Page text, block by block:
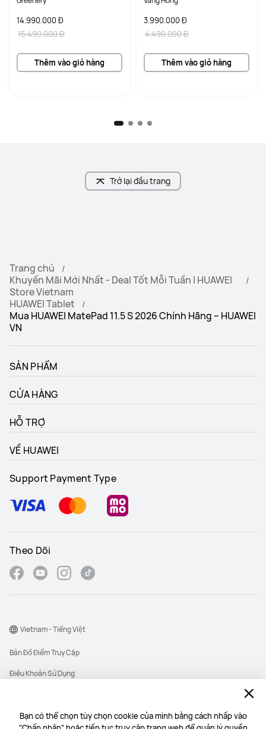
Bạn có thể chọn tùy chọn cookie của mình bằng cách nhấp vào
14.990.000 Đ
15.490.000 Đ
Thêm vào giỏ hàng
3.990.000 Đ
4.490.000 Đ
Thêm vào giỏ hàng
Trở lại đầu trang
Trang chủ
Khuyến Mãi Mới Nhất - Deal Tốt Mỗi Tuần | HUAWEI
Store Vietnam
HUAWEI Tablet
Mua HUAWEI MatePad 11.5 S 2026 Chính Hãng – HUAWEI
VN
SẢN PHẨM
CỬA HÀNG
HỖ TRỢ
VỀ HUAWEI
Support Payment Type
Theo Dõi
Bản Đồ Điểm Truy Cập
Điều Khoản Sử Dụng
Cookie
Vietnam - Tiếng Việt